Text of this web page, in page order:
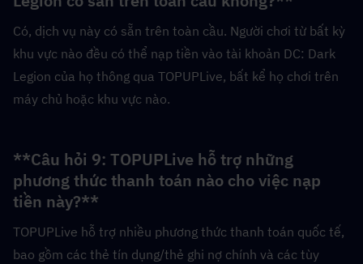
Có, dịch vụ này có sẵn trên toàn cầu. Người chơi từ bất kỳ
khu vực nào đều có thể nạp tiền vào tài khoản DC: Dark
Legion của họ thông qua TOPUPLive, bất kể họ chơi trên
máy chủ hoặc khu vực nào.
**Câu hỏi 9: TOPUPLive hỗ trợ những
phương thức thanh toán nào cho việc nạp
tiền này?**
TOPUPLive hỗ trợ nhiều phương thức thanh toán quốc tế,
bao gồm các thẻ tín dụng/thẻ ghi nợ chính và các tùy